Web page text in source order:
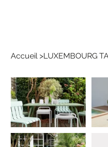
Accueil >LUXEMBOURG